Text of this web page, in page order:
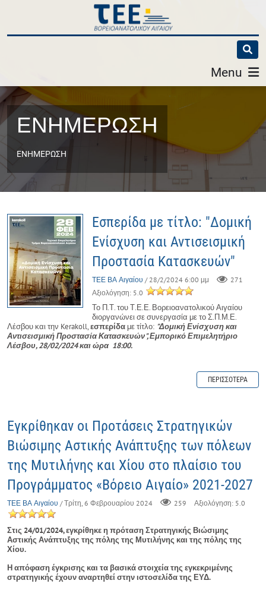
Menu
ΕΝΗΜΕΡΩΣΗ
ΕΝΗΜΕΡΩΣΗ
Εσπερίδα με τίτλο: "Δομική
Ενίσχυση και Αντισεισμική
Προστασία Κατασκευών"
ΤΕΕ ΒΑ Αιγαίου / 28/2/2024 6:00 μμ
271
Αξιολόγηση: 5.0
Το Π.Τ. του Τ.Ε.Ε. Βορειοανατολικού Αιγαίου
διοργανώνει σε συνεργασία με το Σ.Π.Μ.Ε.
Λέσβου και την Kerakoll,εσπερίδα με τίτλο: "Δομική Ενίσχυση και
Αντισεισμική Προστασία Κατασκευών",Εμπορικό Επιμελητήριο
Λέσβου, 28/02/2024 και ώρα 18:00.
ΠΕΡΙΣΣΌΤΕΡΑ
Εγκρίθηκαν οι Προτάσεις Στρατηγικών
Βιώσιμης Αστικής Ανάπτυξης των πόλεων
της Μυτιλήνης και Χίου στο πλαίσιο του
Προγράμματος «Βόρειο Αιγαίο» 2021-2027
ΤΕΕ ΒΑ Αιγαίου / Τρίτη, 6 Φεβρουαρίου 2024 259 Αξιολόγηση: 5.0
Στις 24/01/2024, εγκρίθηκε η πρόταση Στρατηγικής Βιώσιμης
Αστικής Ανάπτυξης της πόλης της Μυτιλήνης και της πόλης της
Χίου.
Η απόφαση έγκρισης και τα βασικά στοιχεία της εγκεκριμένης
στρατηγικής έχουν αναρτηθεί στην ιστοσελίδα της ΕΥΔ.